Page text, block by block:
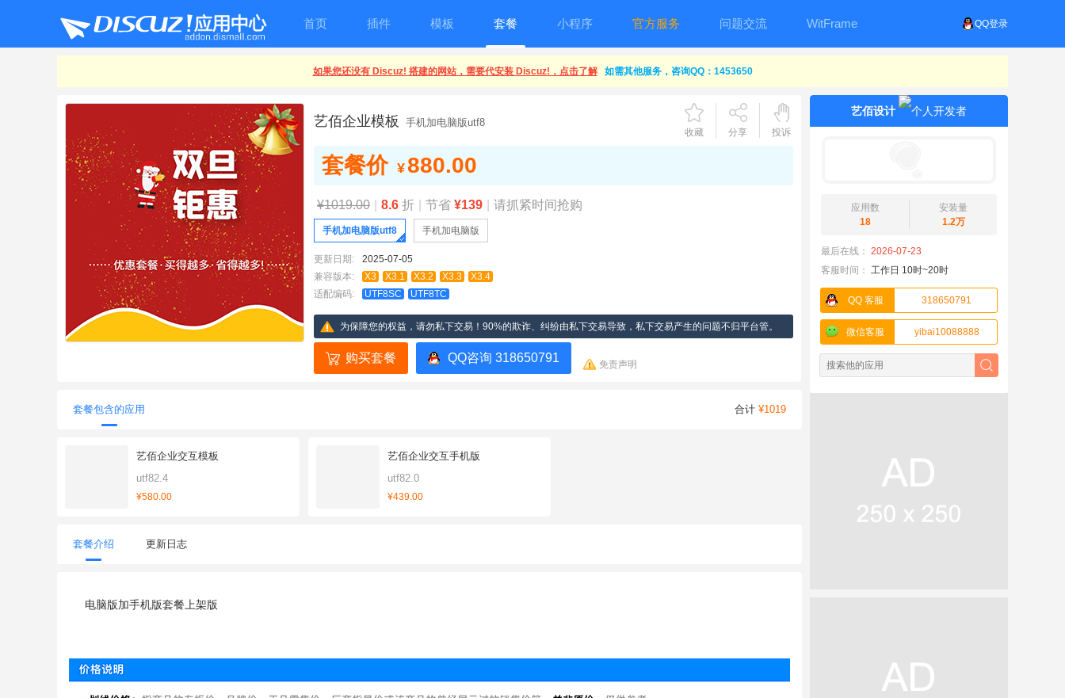
QQ登录
首页 插件 模板 套餐 小程序 官方服务 问题交流 WitFrame
如果您还没有 Discuz! 搭建的网站，需要代安装 Discuz!，点击了解 如需其他服务，咨询QQ：1453650
艺佰设计
应用数
18
安装量
1.2万
最后在线： 2026-07-23
客服时间： 工作日 10时~20时
QQ 客服 318650791
微信客服 yibai10088888
艺佰企业模板 手机加电脑版utf8
收藏 分享 投诉
套餐价 ¥ 880.00
¥1019.00 8.6 折 节省 ¥139 请抓紧时间抢购
手机加电脑版utf8 手机加电脑版
更新日期:
2025-07-05
兼容版本:
X3 X3.1 X3.2 X3.3
X3.4
适配编码:
UTF8SC UTF8TC
为保障您的权益，请勿私下交易！90%的欺诈、纠纷由私下交易导致，私下交易产生的问题不归平台管。
购买套餐 QQ咨询 318650791 免责声明
套餐包含的应用 合计 ¥1019
艺佰企业交互模板
utf82.4
¥580.00
艺佰企业交互手机版
utf82.0
¥439.00
套餐介绍 更新日志
电脑版加手机版套餐上架版